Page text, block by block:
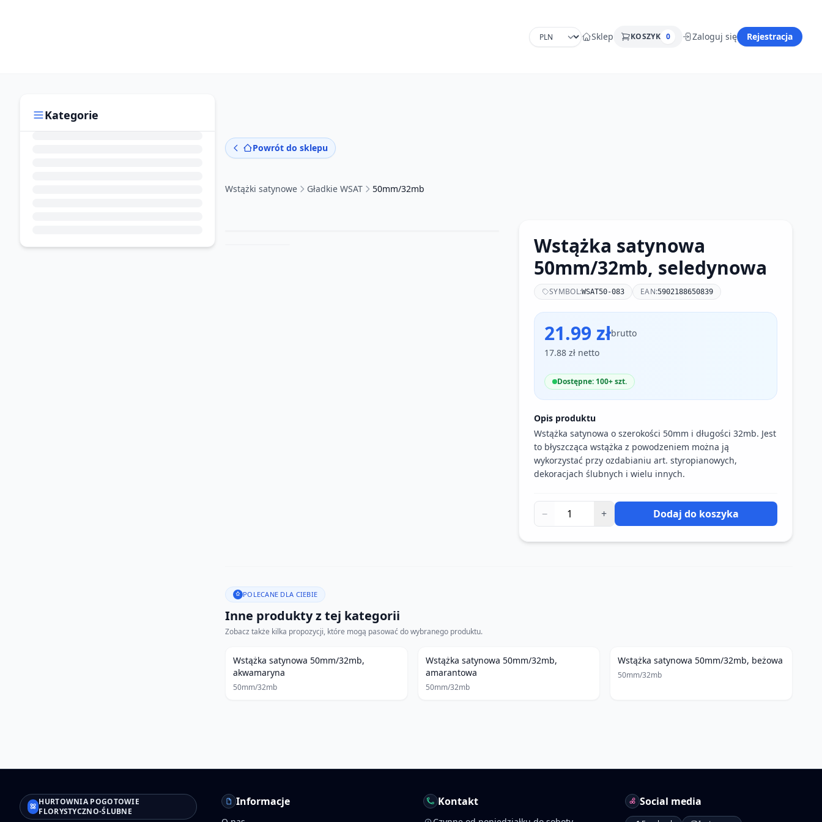
Sklep KOSZYK 0 Zaloguj się Rejestracja
Kategorie
Powrót do sklepu
Wstążki satynowe Gładkie WSAT 50mm/32mb
Wstążka satynowa
50mm/32mb, seledynowa
SYMBOL:WSAT50-083 EAN:5902188650839
21.99 złbrutto
17.88 zł netto
Dostępne: 100+ szt.
Opis produktu
Wstążka satynowa o szerokości 50mm i długości 32mb. Jest
to błyszcząca wstążka z powodzeniem można ją
wykorzystać przy ozdabianiu art. styropianowych,
dekoracjach ślubnych i wielu innych.
− + Dodaj do koszyka
POLECANE DLA CIEBIE
Inne produkty z tej kategorii
Zobacz także kilka propozycji, które mogą pasować do wybranego produktu.
Wstążka satynowa 50mm/32mb,
akwamaryna
50mm/32mb
Wstążka satynowa 50mm/32mb,
amarantowa
50mm/32mb
Wstążka satynowa 50mm/32mb, beżowa
50mm/32mb
HURTOWNIA POGOTOWIE
FLORYSTYCZNO-ŚLUBNE
Informacje Kontakt Social media